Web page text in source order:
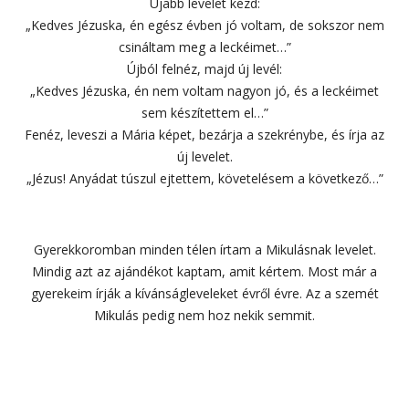
„Kedves Jézuska, én egész évben jó voltam, de sokszor nem
csináltam meg a leckéimet…”
Újból felnéz, majd új levél:
„Kedves Jézuska, én nem voltam nagyon jó, és a leckéimet
sem készítettem el…”
Fenéz, leveszi a Mária képet, bezárja a szekrénybe, és írja az
új levelet.
„Jézus! Anyádat túszul ejtettem, követelésem a következő…”
Gyerekkoromban minden télen írtam a Mikulásnak levelet.
Mindig azt az ajándékot kaptam, amit kértem. Most már a
gyerekeim írják a kívánságleveleket évről évre. Az a szemét
Mikulás pedig nem hoz nekik semmit.